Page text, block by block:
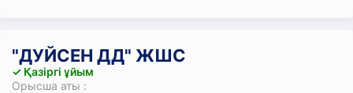
"ДУЙСЕН ДД" ЖШС
✓ Қазіргі ұйым
Орысша аты :